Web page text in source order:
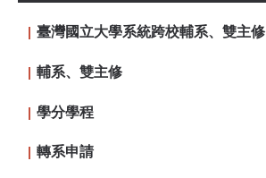
臺灣國立大學系統跨校輔系、雙主修
輔系、雙主修
學分學程
轉系申請